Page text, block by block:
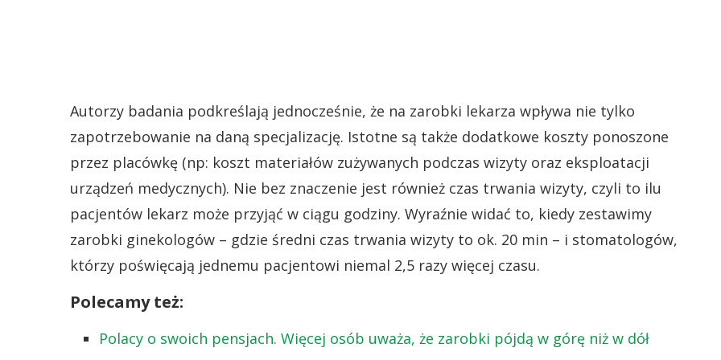
Autorzy badania podkreślają jednocześnie, że na zarobki lekarza wpływa nie tylko
zapotrzebowanie na daną specjalizację. Istotne są także dodatkowe koszty ponoszone
przez placówkę (np: koszt materiałów zużywanych podczas wizyty oraz eksploatacji
urządzeń medycznych). Nie bez znaczenie jest również czas trwania wizyty, czyli to ilu
pacjentów lekarz może przyjąć w ciągu godziny. Wyraźnie widać to, kiedy zestawimy
zarobki ginekologów – gdzie średni czas trwania wizyty to ok. 20 min – i stomatologów,
którzy poświęcają jednemu pacjentowi niemal 2,5 razy więcej czasu.
Polecamy też:
Polacy o swoich pensjach. Więcej osób uważa, że zarobki pójdą w górę niż w dół